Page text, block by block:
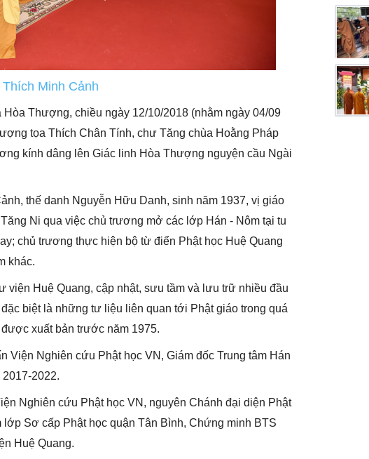
Minh Cảnh
Thượng, chiều ngày 12/10/2018 (nhằm ngày 04/09
tọa Thích Chân Tính, chư Tăng chùa Hoằng Pháp
kính dâng lên Giác linh Hòa Thượng nguyện cầu Ngài
thế danh Nguyễn Hữu Danh, sinh năm 1937, vị giáo
Ni qua việc chủ trương mở các lớp Hán - Nôm tại tu
chủ trương thực hiện bộ từ điển Phật học Huệ Quang
khác.
Huệ Quang, cập nhật, sưu tầm và lưu trữ nhiều đầu
biệt là những tư liệu liên quan tới Phật giáo trong quá
xuất bản trước năm 1975.
Viện Nghiên cứu Phật học VN, Giám đốc Trung tâm Hán
2022.
Nghiên cứu Phật học VN, nguyên Chánh đại diện Phật
Sơ cấp Phật học quận Tân Bình, Chứng minh BTS
Huệ Quang.